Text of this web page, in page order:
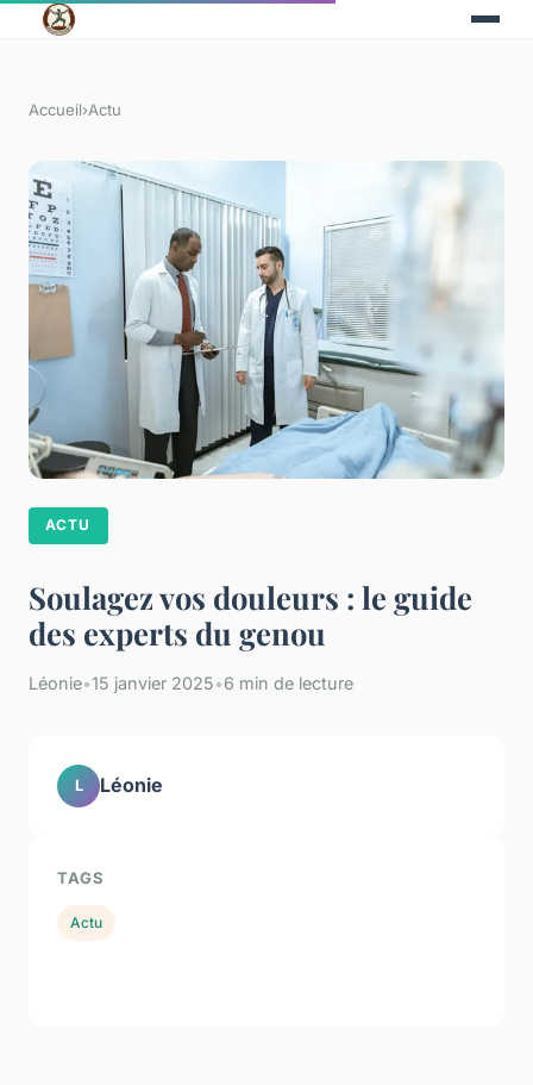
Accueil›Actu
ACTU
Soulagez vos douleurs : le guide
des experts du genou
Léonie•15 janvier 2025•6 min de lecture
L Léonie
TAGS
Actu